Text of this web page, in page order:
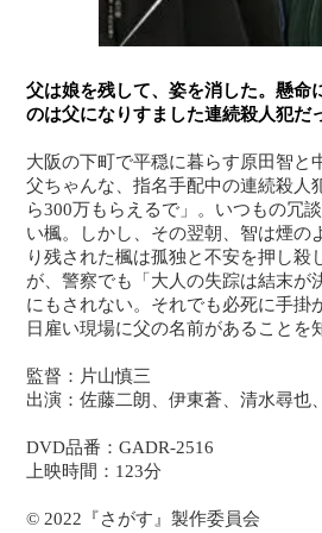
父は娘を残して、姿を消した。懸命
のは父になりすました連続殺人犯だ
大阪の下町で平穏に暮らす原田智と
父ちゃんな、指名手配中の連続殺人
ら300万もらえるで」。いつもの冗
い楓。しかし、その翌朝、智は煙の
り残された楓は孤独と不安を押し殺
が、警察でも「大人の失踪は結末が
にもされない。それでも必死に手掛
日雇い現場に父の名前があることを
監督：片山慎三
出演：佐藤二朗、伊東蒼、清水尋也
DVD品番：GADR-2516
上映時間：123分
© 2022『さがす』製作委員会